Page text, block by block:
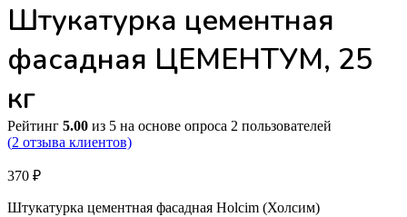
Штукатурка цементная
фасадная ЦЕМЕНТУМ, 25
кг
Рейтинг 5.00 из 5 на основе опроса 2 пользователей
(2 отзыва клиентов)
370 ₽
Штукатурка цементная фасадная Holcim (Холсим)